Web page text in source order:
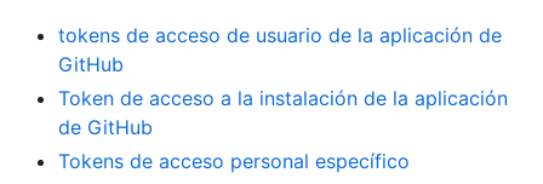
tokens de acceso de usuario de la aplicación de
GitHub
Token de acceso a la instalación de la aplicación
de GitHub
Tokens de acceso personal específico